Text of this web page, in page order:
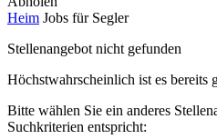
Heim Jobs für Segler
Stellenangebot nicht gefunden
Höchstwahrscheinlich ist es bereits
Bitte wählen Sie ein anderes
Suchkriterien entspricht: